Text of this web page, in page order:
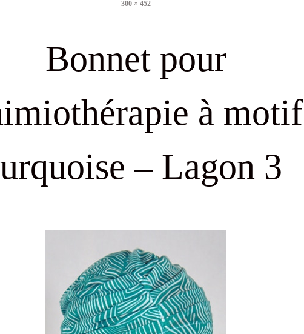
size
Bonnet pour
à motif
– Lagon 3